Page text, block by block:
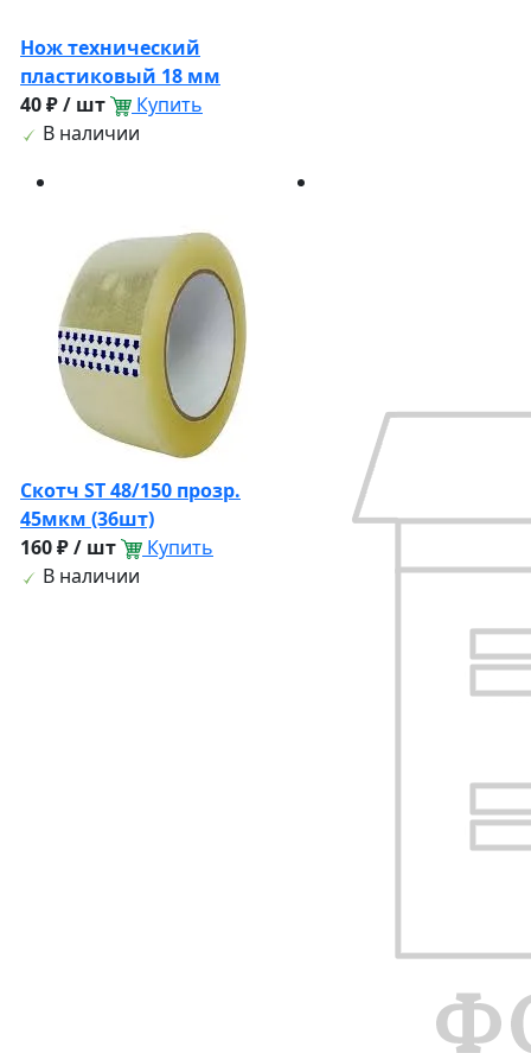
Нож технический
пластиковый 18 мм
40 ₽ / шт
Купить
В наличии
Скотч ST 48/150 прозр.
45мкм (36шт)
160 ₽ / шт
Купить
В наличии